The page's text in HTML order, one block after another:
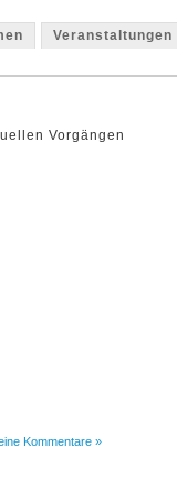
Veranstaltungen
Vorgängen
Kommentare »